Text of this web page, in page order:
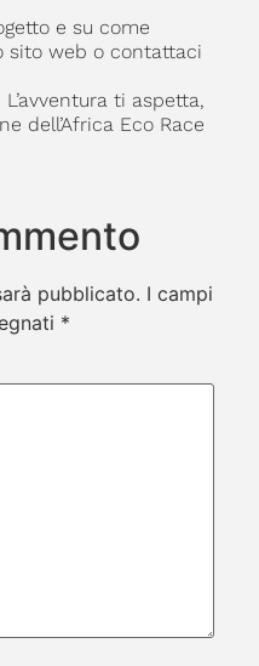
e su come
sito web o contattaci
L’avventura ti aspetta,
dell’Africa Eco Race
pubblicato. I campi
*